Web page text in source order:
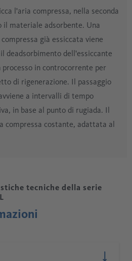
l'aria compressa, nella seconda
il materiale adsorbente. Una
già essiccata viene
deadsorbimento dell'essiccante
in controcorrente per
di rigenerazione. Il passaggio
a intervalli di tempo
in base al punto di rugiada. Il
compressa costante, adattata al
tecniche della serie